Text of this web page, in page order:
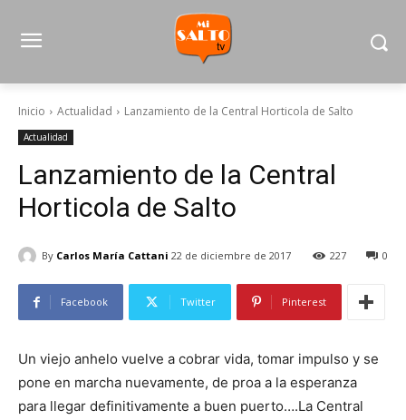
Inicio Actualidad Lanzamiento de la Central Horticola de Salto
Actualidad
Lanzamiento de la Central
Horticola de Salto
By Carlos María Cattani 22 de diciembre de 2017 0
227
Facebook Twitter Pinterest
Un viejo anhelo vuelve a cobrar vida, tomar impulso y se
pone en marcha nuevamente, de proa a la esperanza
para llegar definitivamente a buen puerto….La Central